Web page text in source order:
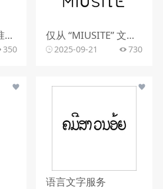
仅从 logo 较难精准判断行业。该 logo 含动感图形，文字有 “精雕每一个空间”，可能与室内装修、空间设计、建筑装饰等行业相关，但因信息有限，无法确切判定所属行业。
350
仅从 “MIUSITE” 文字和字母 “M” 的图形标识，难以精准判断行业。
2025-09-21 730
语言文字服务